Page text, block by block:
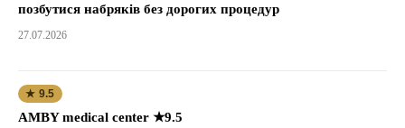
позбутися набряків без дорогих процедур
27.07.2026
★ 9.5
AMBY medical center ★9.5